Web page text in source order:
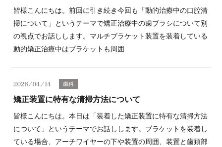
皆様こんにちは。前回に引き続き今回も「動的治療中の口腔清
掃について」というテーマで矯正治療中の歯ブラシについて別
の視点でお話しします。マルチブラケット装置を装着している
動的矯正治療中はブラケットも周囲
2026/04/14 歯科
矯正装置に特有な清掃方法について
皆様こんにちは。本日は「装着した矯正装置に特有な清掃方法
について」というテーマでお話しします。ブラケットを装着し
ている場合、アーチワイヤーの下や装置の周囲、装置と歯頚部